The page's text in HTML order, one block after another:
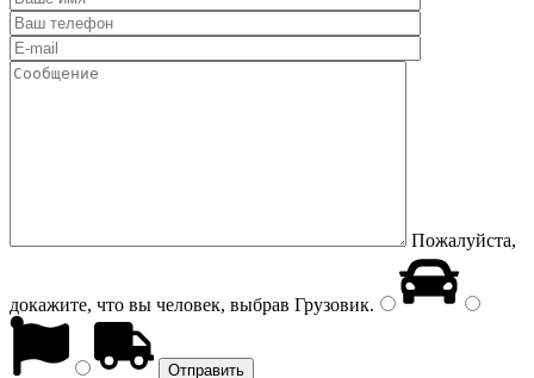
Пожалуйста,
докажите, что вы человек, выбрав Грузовик.